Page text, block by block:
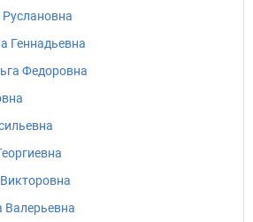
Геннадьевна
Федоровна
Валерьевна